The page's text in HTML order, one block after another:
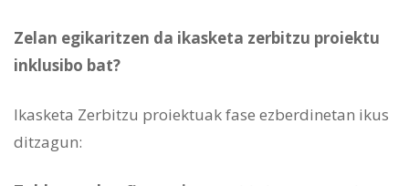
Zelan egikaritzen da ikasketa zerbitzu proiektu
inklusibo bat?
Ikasketa Zerbitzu proiektuak fase ezberdinetan ikus
ditzagun: